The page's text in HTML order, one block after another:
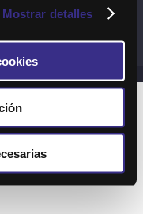
Mostrar detalles